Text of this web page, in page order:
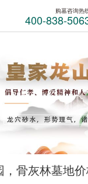
购墓咨询热
400-838-
骨灰林墓地价